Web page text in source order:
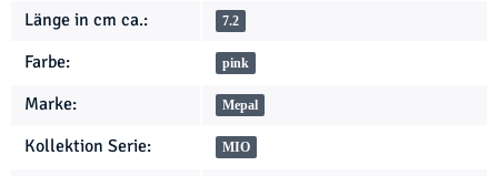
Länge in cm ca.: 7.2
Farbe: pink
Marke: Mepal
Kollektion Serie: MIO